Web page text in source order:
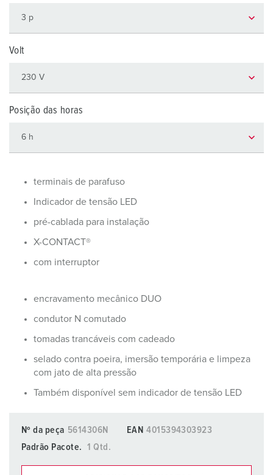
Volt
Posição das horas
terminais de parafuso
Indicador de tensão LED
pré-cablada para instalação
X-CONTACT®
com interruptor
encravamento mecânico DUO
condutor N comutado
tomadas trancáveis com cadeado
selado contra poeira, imersão temporária e limpeza
com jato de alta pressão
Também disponível sem indicador de tensão LED
Nº da peça 5614306N EAN 4015394303923
Padrão Pacote.
1 Qtd.